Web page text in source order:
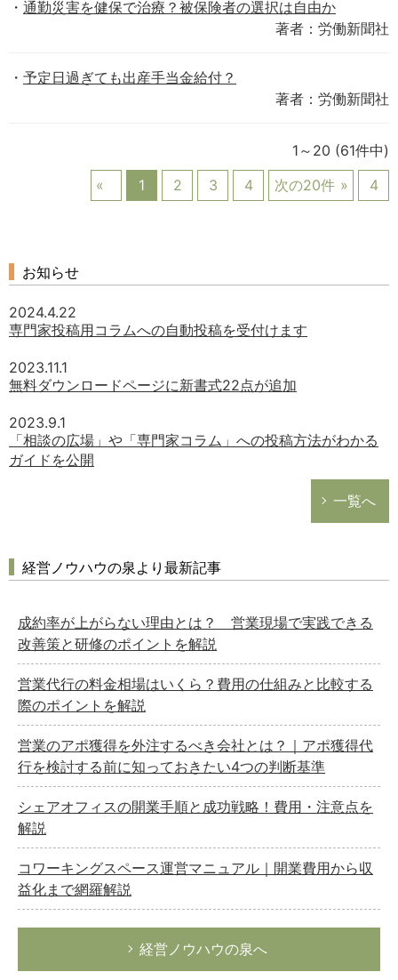
通勤災害を健保で治療？被保険者の選択は自由か
著者：労働新聞社
予定日過ぎても出産手当金給付？
著者：労働新聞社
1～20 (61件中)
1
2 3 4 次の20件 4
お知らせ
2024.4.22
専門家投稿用コラムへの自動投稿を受付けます
2023.11.1
無料ダウンロードページに新書式22点が追加
2023.9.1
「相談の広場」や「専門家コラム」への投稿方法がわかる
ガイドを公開
一覧へ
経営ノウハウの泉より最新記事
成約率が上がらない理由とは？ 営業現場で実践できる
改善策と研修のポイントを解説
営業代行の料金相場はいくら？費用の仕組みと比較する
際のポイントを解説
営業のアポ獲得を外注するべき会社とは？｜アポ獲得代
行を検討する前に知っておきたい4つの判断基準
シェアオフィスの開業手順と成功戦略！費用・注意点を
解説
コワーキングスペース運営マニュアル｜開業費用から収
益化まで網羅解説
経営ノウハウの泉へ